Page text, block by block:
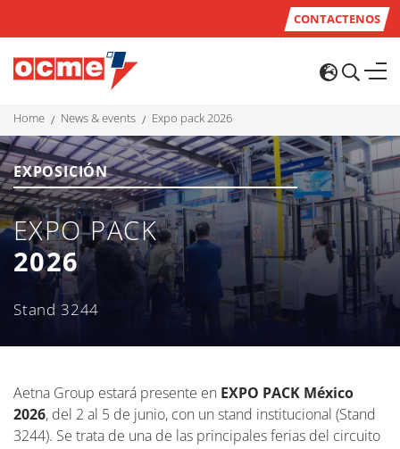
CONTACTENOS
home news & events expo pack 2026
EXPOSICIÓN
EXPO PACK
2026
Stand 3244
Aetna Group estará presente en EXPO PACK México
2026, del 2 al 5 de junio, con un stand institucional (Stand
3244). Se trata de una de las principales ferias del circuito